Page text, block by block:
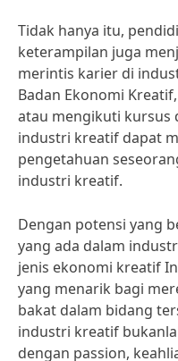
Tidak hanya itu,
keterampilan juga
merintis karier di
Badan Ekonomi
atau mengikuti kursus
industri kreatif dapat
pengetahuan
industri kreatif.
Dengan potensi yang
yang ada dalam
jenis ekonomi kreatif
yang menarik bagi
bakat dalam bidang
industri kreatif
dengan passion,